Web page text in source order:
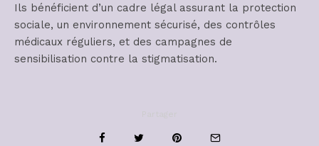
Ils bénéficient d’un cadre légal assurant la protection
sociale, un environnement sécurisé, des contrôles
médicaux réguliers, et des campagnes de
sensibilisation contre la stigmatisation.